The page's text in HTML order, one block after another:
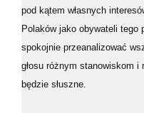
pod kątem własnych
Polaków jako obywateli tego
spokojnie przeanalizować
głosu różnym stanowiskom i
będzie słuszne.